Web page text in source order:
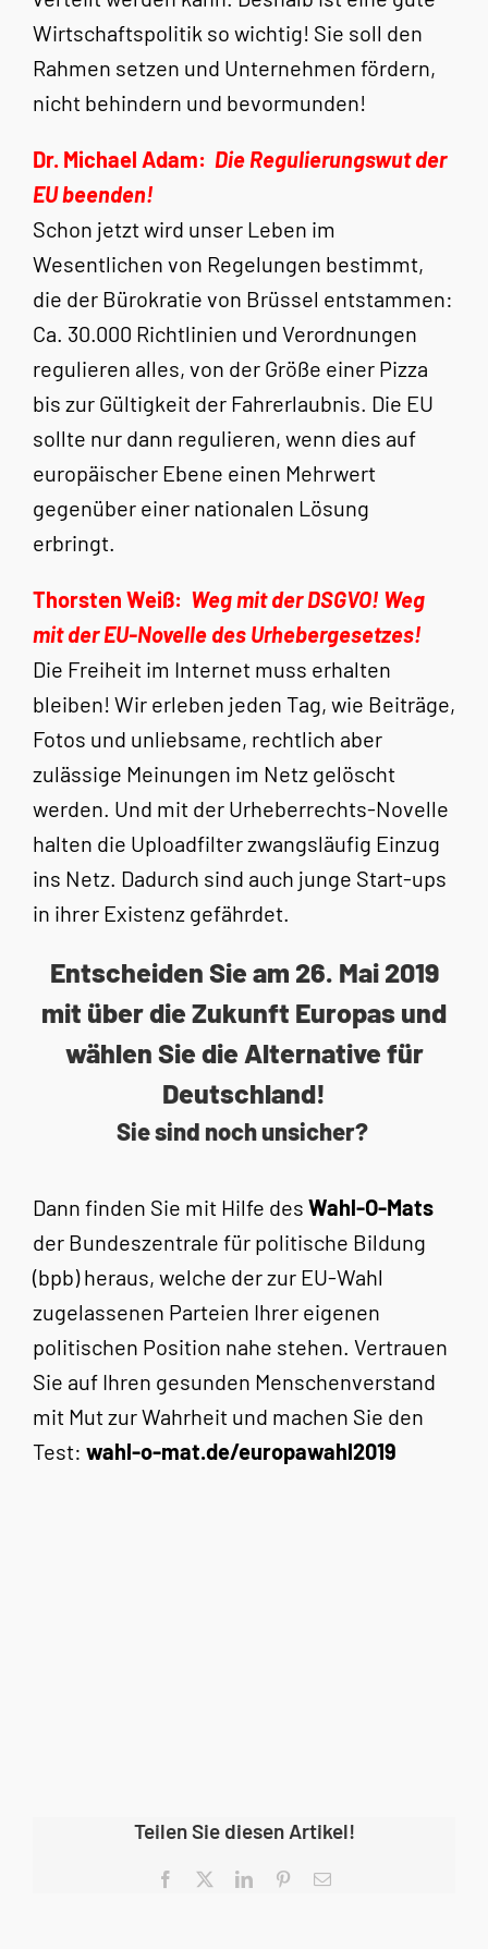
Wirtschaftspolitik so wichtig! Sie soll den
Rahmen setzen und Unternehmen fördern,
nicht behindern und bevormunden!
Dr. Michael Adam: Die Regulierungswut der
EU beenden!
Schon jetzt wird unser Leben im
Wesentlichen von Regelungen bestimmt,
die der Bürokratie von Brüssel entstammen:
Ca. 30.000 Richtlinien und Verordnungen
regulieren alles, von der Größe einer Pizza
bis zur Gültigkeit der Fahrerlaubnis. Die EU
sollte nur dann regulieren, wenn dies auf
europäischer Ebene einen Mehrwert
gegenüber einer nationalen Lösung
erbringt.
Thorsten Weiß: Weg mit der DSGVO! Weg
mit der EU-Novelle des Urhebergesetzes!
Die Freiheit im Internet muss erhalten
bleiben! Wir erleben jeden Tag, wie Beiträge,
Fotos und unliebsame, rechtlich aber
zulässige Meinungen im Netz gelöscht
werden. Und mit der Urheberrechts-Novelle
halten die Uploadfilter zwangsläufig Einzug
ins Netz. Dadurch sind auch junge Start-ups
in ihrer Existenz gefährdet.
Entscheiden Sie am 26. Mai 2019
mit über die Zukunft Europas und
wählen Sie die Alternative für
Deutschland!
Sie sind noch unsicher?
Dann finden Sie mit Hilfe des Wahl-O-Mats
der Bundeszentrale für politische Bildung
(bpb) heraus, welche der zur EU-Wahl
zugelassenen Parteien Ihrer eigenen
politischen Position nahe stehen. Vertrauen
Sie auf Ihren gesunden Menschenverstand
mit Mut zur Wahrheit und machen Sie den
Test: wahl-o-mat.de/europawahl2019
Teilen Sie diesen Artikel!
Facebook LinkedInPinterest
E-